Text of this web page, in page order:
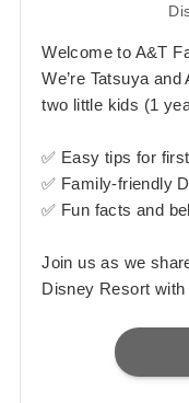
Welcome to A&T
We’re Tatsuya
two little kids (1
✅ Easy tips for
✅ Family-friendly
✅ Fun facts and
Join us as we
Disney Resort with